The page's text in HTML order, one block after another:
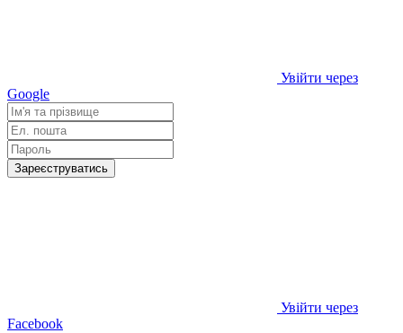
Увійти через
Google
Зареєструватись
Увійти через
Facebook